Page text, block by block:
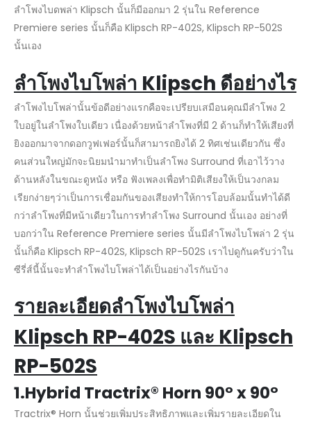
ลำโพงไบดพล่า Klipsch นั้นก็มีออกมา 2 รุ่นใน Reference
Premiere series นั้นก็คือ Klipsch RP-402S, Klipsch RP-502S
นั้นเอง
ลำโพงไบโพล่า Klipsch ดีอย่างไร
ลำโพงไบโพล่านั้นข้อดีอย่างแรกคือจะเปรียบเสมือนคุณมีลำโพง 2
ใบอยู่ในลำโพงใบเดียว เนื่องด้วยหน้าลำโพงที่มี 2 ด้านก็ทำให้เสียงที่
ยิงออกมาจากดอกวูฟเฟอร์นั้นก็สามารถยิงได้ 2 ทิศเช่นเดียวกัน ซึ่ง
คนส่วนใหญ่มักจะนิยมนำมาทำเป็นลำโพง Surround ที่เอาไว้วาง
ด้านหลังในขณะดูหนัง หรือ ฟังเพลงเพื่อทำมิติเสียงให้เป็นวงกลม
เรียกง่ายๆว่าเป็นการเชื่อมกันของเสียงทำให้การโอบล้อมนั้นทำได้ดี
กว่าลำโพงที่มีหน้าเดียวในการทำลำโพง Surround นั้นเอง อย่างที่
บอกว่าใน Reference Premiere series นั้นมีลำโพงไบโพล่า 2 รุ่น
นั้นก็คือ Klipsch RP-402S, Klipsch RP-502S เราไปดูกันครับว่าใน
ซีรี่ส์นี้นั้นจะทำลำโพงไบโพล่าได้เป็นอย่างไรกันบ้าง
รายละเอียดลำโพงไบโพล่า
Klipsch RP-402S และ Klipsch
RP-502S
1.Hybrid Tractrix® Horn 90° x 90°
Tractrix® Horn นั้นช่วยเพิ่มประสิทธิภาพและเพิ่มรายละเอียดใน